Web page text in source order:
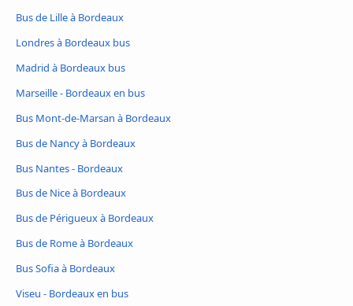
Bus de Lille à Bordeaux
Londres à Bordeaux bus
Madrid à Bordeaux bus
Marseille - Bordeaux en bus
Bus Mont-de-Marsan à Bordeaux
Bus de Nancy à Bordeaux
Bus Nantes - Bordeaux
Bus de Nice à Bordeaux
Bus de Périgueux à Bordeaux
Bus de Rome à Bordeaux
Bus Sofia à Bordeaux
Viseu - Bordeaux en bus